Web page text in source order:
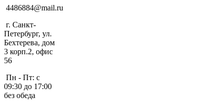
4486884@mail.ru
г. Санкт-
Петербург, ул.
Бехтерева, дом
3 корп.2, офис
56
Пн - Пт: с
09:30 до 17:00
без обеда